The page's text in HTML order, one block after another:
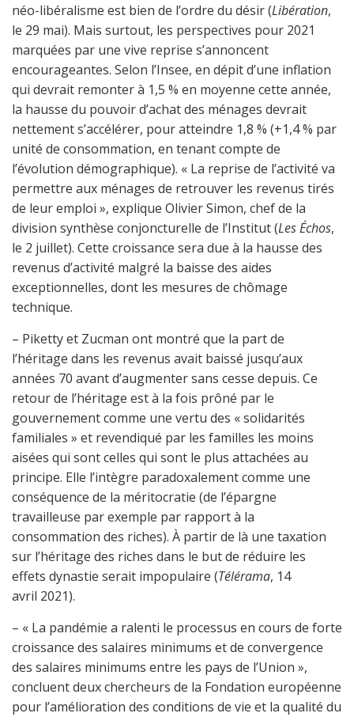
néo-libéralisme est bien de l’ordre du désir (Libération,
le 29 mai). Mais surtout, les perspectives pour 2021
marquées par une vive reprise s’annoncent
encourageantes. Selon l’Insee, en dépit d’une inflation
qui devrait remonter à 1,5 % en moyenne cette année,
la hausse du pouvoir d’achat des ménages devrait
nettement s’accélérer, pour atteindre 1,8 % (+1,4 % par
unité de consommation, en tenant compte de
l’évolution démographique). « La reprise de l’activité va
permettre aux ménages de retrouver les revenus tirés
de leur emploi », explique Olivier Simon, chef de la
division synthèse conjoncturelle de l’Institut (Les Échos,
le 2 juillet). Cette croissance sera due à la hausse des
revenus d’activité malgré la baisse des aides
exceptionnelles, dont les mesures de chômage
technique.
– Piketty et Zucman ont montré que la part de
l’héritage dans les revenus avait baissé jusqu’aux
années 70 avant d’augmenter sans cesse depuis. Ce
retour de l’héritage est à la fois prôné par le
gouvernement comme une vertu des « solidarités
familiales » et revendiqué par les familles les moins
aisées qui sont celles qui sont le plus attachées au
principe. Elle l’intègre paradoxalement comme une
conséquence de la méritocratie (de l’épargne
travailleuse par exemple par rapport à la
consommation des riches). À partir de là une taxation
sur l’héritage des riches dans le but de réduire les
effets dynastie serait impopulaire (Télérama, 14
avril 2021).
– « La pandémie a ralenti le processus en cours de forte
croissance des salaires minimums et de convergence
des salaires minimums entre les pays de l’Union »,
concluent deux chercheurs de la Fondation européenne
pour l’amélioration des conditions de vie et la qualité du